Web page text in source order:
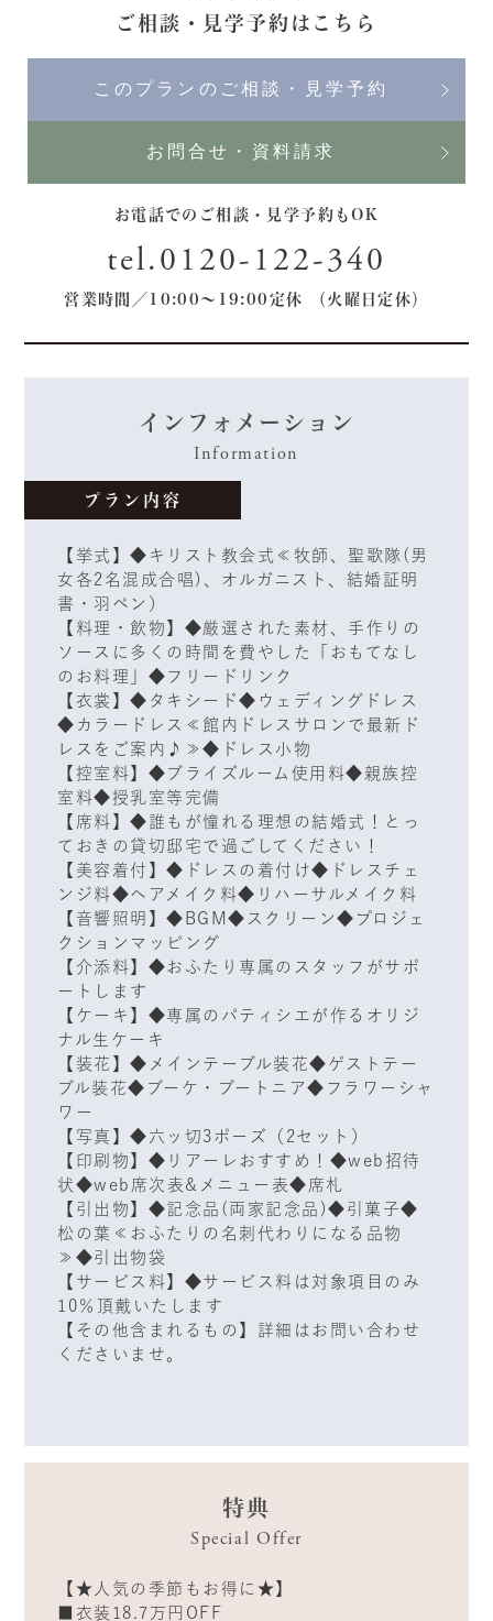
ご相談・見学予約はこちら
このプランのご相談・見学予約
お問合せ・資料請求
お電話でのご相談・見学予約もOK
tel.0120-122-340
営業時間／10:00〜19:00定休 （火曜日定休）
インフォメーション
Information
プラン内容
【挙式】◆キリスト教会式≪牧師、聖歌隊(男
女各2名混成合唱)、オルガニスト、結婚証明
書・羽ペン）
【料理・飲物】◆厳選された素材、手作りの
ソースに多くの時間を費やした「おもてなし
のお料理」◆フリードリンク
【衣裳】◆タキシード◆ウェディングドレス
◆カラードレス≪館内ドレスサロンで最新ド
レスをご案内♪≫◆ドレス小物
【控室料】◆ブライズルーム使用料◆親族控
室料◆授乳室等完備
【席料】◆誰もが憧れる理想の結婚式！とっ
ておきの貸切邸宅で過ごしてください！
【美容着付】◆ドレスの着付け◆ドレスチェ
ンジ料◆ヘアメイク料◆リハーサルメイク料
【音響照明】◆BGM◆スクリーン◆プロジェ
クションマッピング
【介添料】◆おふたり専属のスタッフがサポ
ートします
【ケーキ】◆専属のパティシエが作るオリジ
ナル生ケーキ
【装花】◆メインテーブル装花◆ゲストテー
ブル装花◆ブーケ・ブートニア◆フラワーシャ
ワー
【写真】◆六ッ切3ポーズ（2セット）
【印刷物】◆リアーレおすすめ！◆web招待
状◆web席次表&メニュー表◆席札
【引出物】◆記念品(両家記念品)◆引菓子◆
松の葉≪おふたりの名刺代わりになる品物
≫◆引出物袋
【サービス料】◆サービス料は対象項目のみ
10％頂戴いたします
【その他含まれるもの】詳細はお問い合わせ
くださいませ。
特典
Special Offer
【★人気の季節もお得に★】
■衣装18.7万円OFF